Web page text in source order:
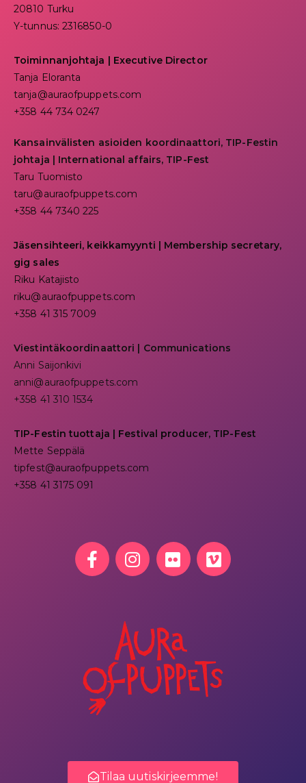
20810 Turku
Y-tunnus: 2316850-0
Toiminnanjohtaja
Executive Director
Tanja Eloranta
tanja@auraofpuppets.com
+358 44 734 0247
Kansainvälisten asioiden koordinaattori, TIP-Festin
johtaja | International affairs, TIP-Fest
Taru Tuomisto
taru@auraofpuppets.com
+358 44 7340 225
Jäsensihteeri, keikkamyynti | Membership secretary,
gig sales
Riku Katajisto
riku@auraofpuppets.com
+358 41 315 7009
Viestintäkoordinaattori | Communications
Anni Saijonkivi
anni@auraofpuppets.com
+358 41 310 1534
TIP-Festin tuottaja | Festival producer, TIP-Fest
Mette Seppälä
tipfest@auraofpuppets.com
+358 41 3175 091
Tilaa uutiskirjeemme!